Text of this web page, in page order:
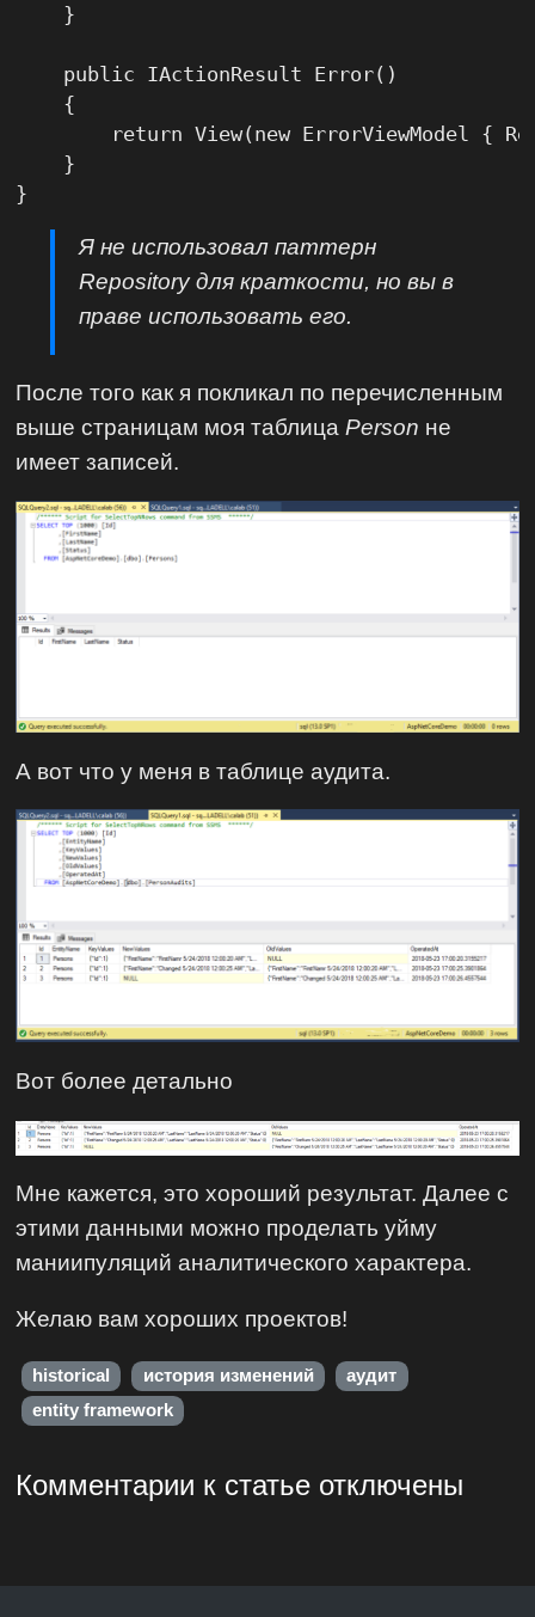
    }
    public IActionResult Error()
    {
return View(new ErrorViewModel {
    }
}
Я не использовал паттерн
Repository для краткости, но вы в
праве использовать его.
После того как я покликал по перечисленным
выше страницам моя таблицаPerson не
имеет записей.
А вот что у меня в таблице аудита.
Вот более детально
Мне кажется, это хороший результат. Далее с
этими данными можно проделать уйму
маниипуляций аналитического характера.
Желаю вам хороших проектов!
historical история изменений
аудит
entity framework
Комментарии к статье отключены